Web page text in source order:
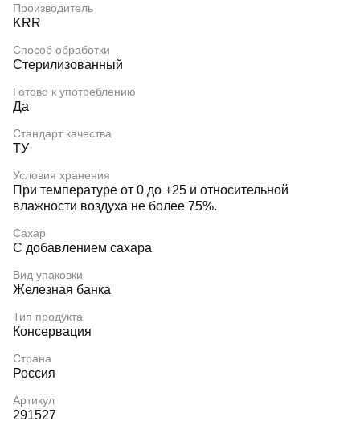
Производитель
KRR
Способ обработки
Стерилизованный
Готово к употреблению
Да
Стандарт качества
ТУ
Условия хранения
При температуре от 0 до +25 и относительной
влажности воздуха не более 75%.
Сахар
С добавлением сахара
Вид упаковки
Железная банка
Тип продукта
Консервация
Страна
Россия
Артикул
291527